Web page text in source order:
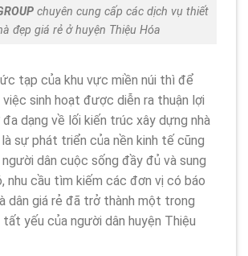
chuyên cung cấp các dịch vụ thiết
đẹp giá rẻ ở huyện Thiệu Hóa
tạp của khu vực miền núi thì để
sinh hoạt được diễn ra thuận lợi
dạng về lối kiến trúc xây dựng nhà
sự phát triển của nền kinh tế cũng
dân cuộc sống đầy đủ và sung
nhu cầu tìm kiếm các đơn vị có báo
dân giá rẻ đã trở thành một trong
tất yếu của người dân huyện Thiệu